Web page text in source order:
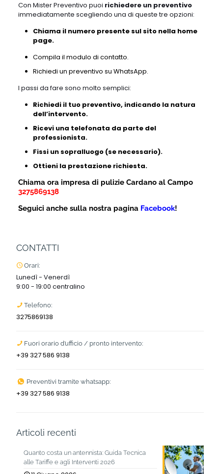
Con Mister Preventivo puoi richiedere un preventivo
immediatamente scegliendo una di queste tre opzioni:
Chiama il numero presente sul sito nella home
page.
Compila il modulo di contatto.
Richiedi un preventivo su WhatsApp.
I passi da fare sono molto semplici:
Richiedi il tuo preventivo, indicando la natura
dell’intervento.
Ricevi una telefonata da parte del
professionista.
Fissi un sopralluogo (se necessario).
Ottieni la prestazione richiesta.
Chiama ora impresa di pulizie Cardano al Campo
3275869138
Seguici anche sulla nostra pagina Facebook!
CONTATTI
Orari:
Lunedì - Venerdì
9:00 - 19:00 centralino
Telefono:
3275869138
Fuori orario d’ufficio / pronto intervento:
+39 327 586 9138
Preventivi tramite whatsapp:
+39 327 586 9138
Articoli recenti
Quanto costa un antennista: Guida Tecnica
alle Tariffe e agli Interventi 2026